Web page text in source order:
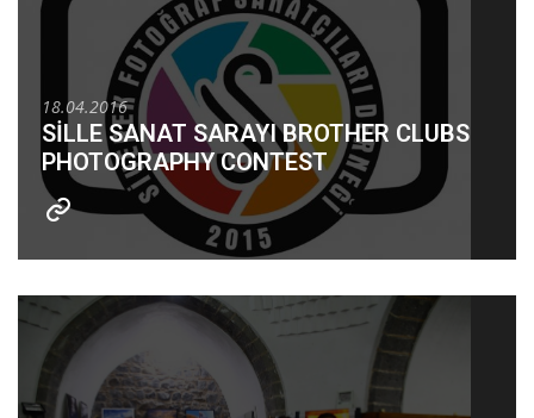
18.04.2016
SİLLE SANAT SARAYI BROTHER CLUBS
PHOTOGRAPHY CONTEST